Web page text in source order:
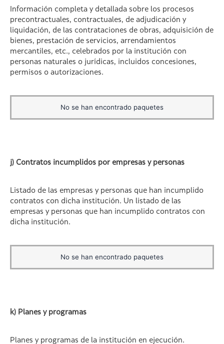
Información completa y detallada sobre los procesos
precontractuales, contractuales, de adjudicación y
liquidación, de las contrataciones de obras, adquisición de
bienes, prestación de servicios, arrendamientos
mercantiles, etc., celebrados por la institución con
personas naturales o jurídicas, incluidos concesiones,
permisos o autorizaciones.
No se han encontrado paquetes
j) Contratos incumplidos por empresas y personas
Listado de las empresas y personas que han incumplido
contratos con dicha institución. Un listado de las
empresas y personas que han incumplido contratos con
dicha institución.
No se han encontrado paquetes
k) Planes y programas
Planes y programas de la institución en ejecución.